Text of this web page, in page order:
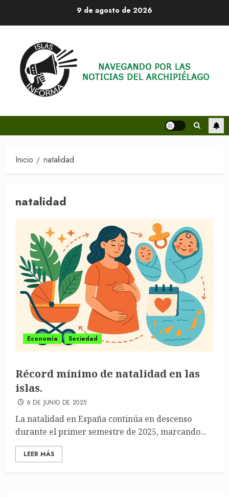
9 de agosto de 2026
Inicio natalidad
natalidad
Economía Sociedad
Récord mínimo de natalidad en las
islas.
6 DE JUNIO DE 2025
La natalidad en España continúa en descenso
durante el primer semestre de 2025, marcando...
LEER MÁS